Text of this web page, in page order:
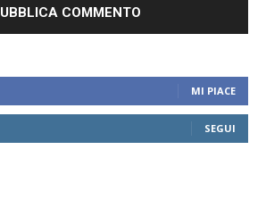
MI PIACE
SEGUI